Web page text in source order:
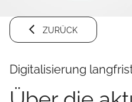
ZURÜCK
Digitalisierung